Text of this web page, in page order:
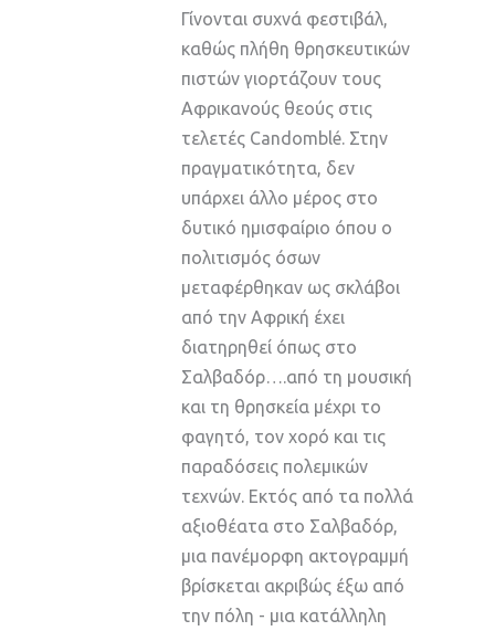
Γίνονται συχνά φεστιβάλ,
καθώς πλήθη θρησκευτικών
πιστών γιορτάζουν τους
Αφρικανούς θεούς στις
τελετές Candomblé. Στην
πραγματικότητα, δεν
υπάρχει άλλο μέρος στο
δυτικό ημισφαίριο όπου ο
πολιτισμός όσων
μεταφέρθηκαν ως σκλάβοι
από την Αφρική έχει
διατηρηθεί όπως στο
Σαλβαδόρ….από τη μουσική
και τη θρησκεία μέχρι το
φαγητό, τον χορό και τις
παραδόσεις πολεμικών
τεχνών. Εκτός από τα πολλά
αξιοθέατα στο Σαλβαδόρ,
μια πανέμορφη ακτογραμμή
βρίσκεται ακριβώς έξω από
την πόλη - μια κατάλληλη